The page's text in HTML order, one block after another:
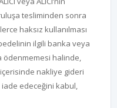
tesliminden sonra
haksız kullanılması
ilgili banka veya
ödenmemesi halinde,
nakliye gideri
iade edeceğini kabul,